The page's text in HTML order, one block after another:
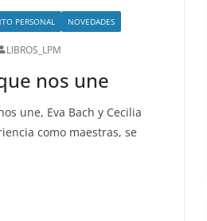
PERSONAL NOVEDADES
LIBROS_LPM
nos une
une, Eva Bach y Cecilia
como maestras, se